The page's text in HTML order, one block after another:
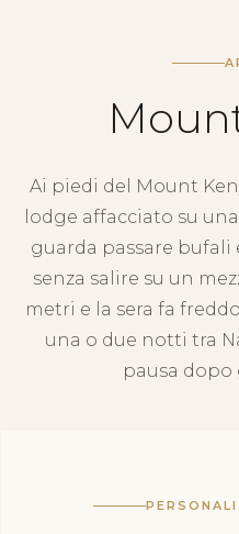
Ai piedi del Mount
lodge affacciato su
guarda passare bufali
senza salire su un
metri e la sera fa
una o due notti tra
pausa